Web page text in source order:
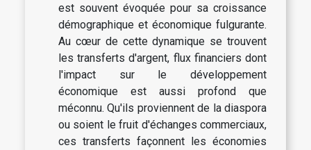
est souvent évoquée pour sa croissance
démographique et économique fulgurante.
Au cœur de cette dynamique se trouvent
les transferts d'argent, flux financiers dont
l'impact sur le développement
économique est aussi profond que
méconnu. Qu'ils proviennent de la diaspora
ou soient le fruit d'échanges commerciaux,
ces transferts façonnent les économies